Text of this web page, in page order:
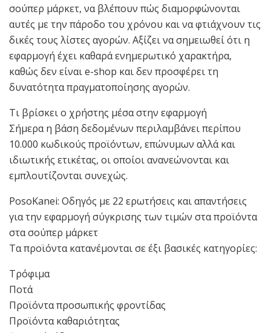
σούπερ μάρκετ, να βλέπουν πώς διαμορφώνονται
αυτές με την πάροδο του χρόνου και να φτιάχνουν τις
δικές τους λίστες αγορών. Αξίζει να σημειωθεί ότι η
εφαρμογή έχει καθαρά ενημερωτικό χαρακτήρα,
καθώς δεν είναι e-shop και δεν προσφέρει τη
δυνατότητα πραγματοποίησης αγορών.
Τι βρίσκει ο χρήστης μέσα στην εφαρμογή
Σήμερα η βάση δεδομένων περιλαμβάνει περίπου
10.000 κωδικούς προϊόντων, επώνυμων αλλά και
ιδιωτικής ετικέτας, οι οποίοι ανανεώνονται και
εμπλουτίζονται συνεχώς.
PosoKanei: Οδηγός με 22 ερωτήσεις και απαντήσεις
για την εφαρμογή σύγκρισης των τιμών στα προϊόντα
στα σούπερ μάρκετ
Τα προϊόντα κατανέμονται σε έξι βασικές κατηγορίες:
Τρόφιμα
Ποτά
Προϊόντα προσωπικής φροντίδας
Προϊόντα καθαριότητας